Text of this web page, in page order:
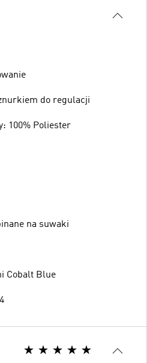
do regulacji
100% Poliester
na suwaki
Cobalt Blue